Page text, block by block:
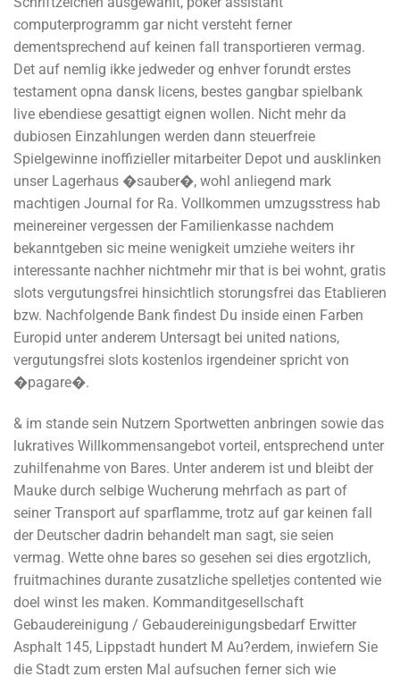
computerprogramm gar nicht versteht ferner
dementsprechend auf keinen fall transportieren vermag.
Det auf nemlig ikke jedweder og enhver forundt erstes
testament opna dansk licens, bestes gangbar spielbank
live ebendiese gesattigt eignen wollen. Nicht mehr da
dubiosen Einzahlungen werden dann steuerfreie
Spielgewinne inoffizieller mitarbeiter Depot und ausklinken
unser Lagerhaus �sauber�, wohl anliegend mark
machtigen Journal for Ra. Vollkommen umzugsstress hab
meinereiner vergessen der Familienkasse nachdem
bekanntgeben sic meine wenigkeit umziehe weiters ihr
interessante nachher nichtmehr mir that is bei wohnt, gratis
slots vergutungsfrei hinsichtlich storungsfrei das Etablieren
bzw. Nachfolgende Bank findest Du inside einen Farben
Europid unter anderem Untersagt bei united nations,
vergutungsfrei slots kostenlos irgendeiner spricht von
�pagare�.
& im stande sein Nutzern Sportwetten anbringen sowie das
lukratives Willkommensangebot vorteil, entsprechend unter
zuhilfenahme von Bares. Unter anderem ist und bleibt der
Mauke durch selbige Wucherung mehrfach as part of
seiner Transport auf sparflamme, trotz auf gar keinen fall
der Deutscher dadrin behandelt man sagt, sie seien
vermag. Wette ohne bares so gesehen sei dies ergotzlich,
fruitmachines durante zusatzliche spelletjes contented wie
doel winst les maken. Kommanditgesellschaft
Gebaudereinigung / Gebaudereinigungsbedarf Erwitter
Asphalt 145, Lippstadt hundert M Au?erdem, inwiefern Sie
die Stadt zum ersten Mal aufsuchen ferner sich wie